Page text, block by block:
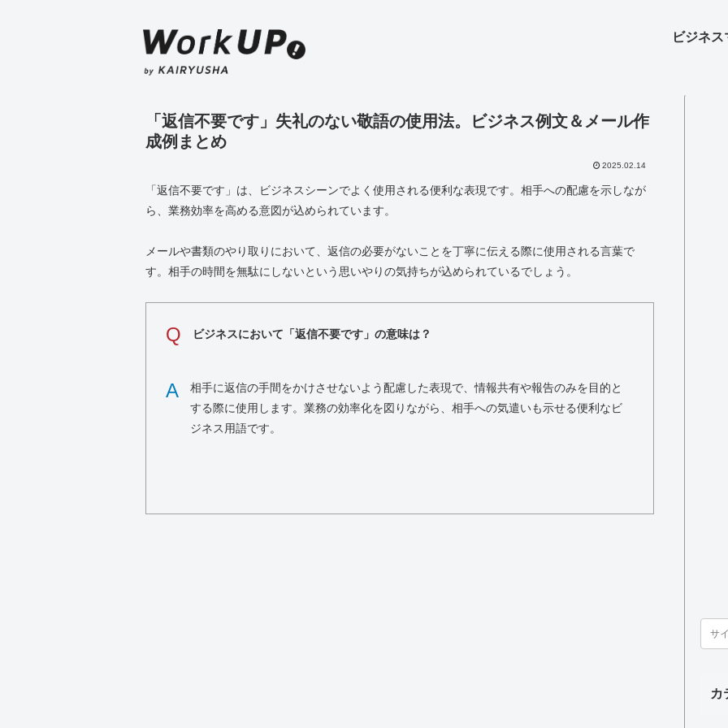
ビジネ
「返信不要です」失礼のない敬語の使用法。ビジネス例文＆メール作
成例まとめ
2025.02.14
「返信不要です」は、ビジネスシーンでよく使用される便利な表現です。相手への配慮を示しなが
ら、業務効率を高める意図が込められています。
メールや書類のやり取りにおいて、返信の必要がないことを丁寧に伝える際に使用される言葉で
す。相手の時間を無駄にしないという思いやりの気持ちが込められているでしょう。
Q ビジネスにおいて「返信不要です」の意味は？
A
相手に返信の手間をかけさせないよう配慮した表現で、情報共有や報告のみを目的と
する際に使用します。業務の効率化を図りながら、相手への気遣いも示せる便利なビ
ジネス用語です。
カ